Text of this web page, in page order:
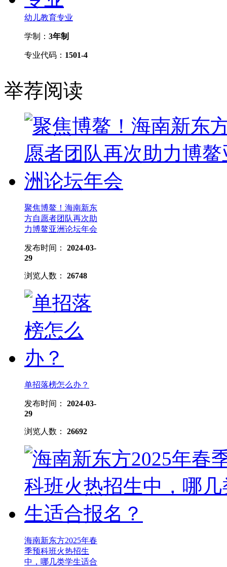
幼儿教育专业
学制： 3年制
专业代码： 1501-4
举荐阅读
聚焦博鳌！海南新东
方自愿者团队再次助
力博鳌亚洲论坛年会
发布时间： 2024-03-
29
浏览人数： 26748
单招落榜怎么办？
发布时间： 2024-03-
29
浏览人数： 26692
海南新东方2025年春
季预科班火热招生
中，哪几类学生适合